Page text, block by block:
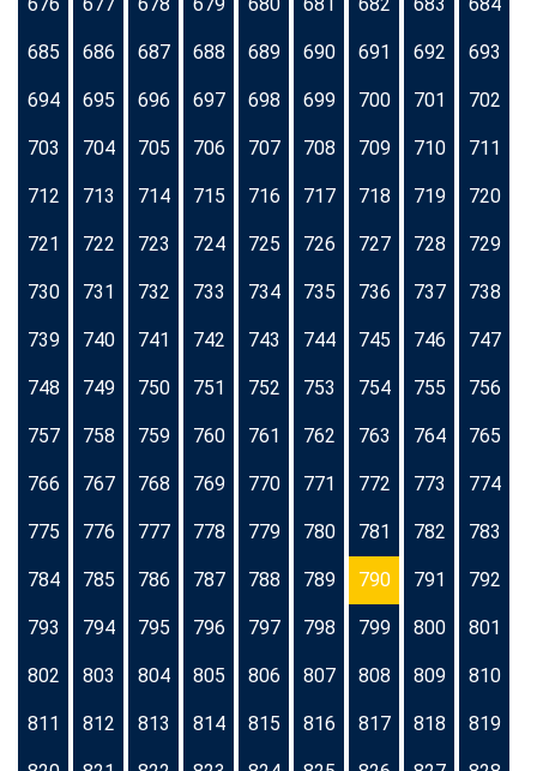
685 686 687 688 689 690 691 692 693
694 695 696 697 698 699 700 701 702
703 704 705 706 707 708 709 710 711
712 713 714 715 716 717 718 719 720
721 722 723 724 725 726 727 728 729
730 731 732 733 734 735 736 737 738
739 740 741 742 743 744 745 746 747
748 749 750 751 752 753 754 755 756
757 758 759 760 761 762 763 764 765
766 767 768 769 770 771 772 773 774
775 776 777 778 779 780 781 782 783
784 785 786 787 788 789 790 791 792
793 794 795 796 797 798 799 800 801
802 803 804 805 806 807 808 809 810
811 812 813 814 815 816 817 818 819